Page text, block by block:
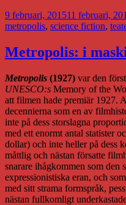
Postat
9 februari, 201511 februari,
metropolis, science fiction,
Metropolis: i
Metropolis (1927) var den
UNESCO:s Memory of the
att filmen hade premiär 1927.
decennierna som en av
inte på dess storslagna
med ett enormt antal statister
dollar) och inte heller på dess
måttlig och nästan försatte
snarare ihågkommen som den
expressionistiska eran, och
med sitt strama formspråk,
nästan fullkomligt